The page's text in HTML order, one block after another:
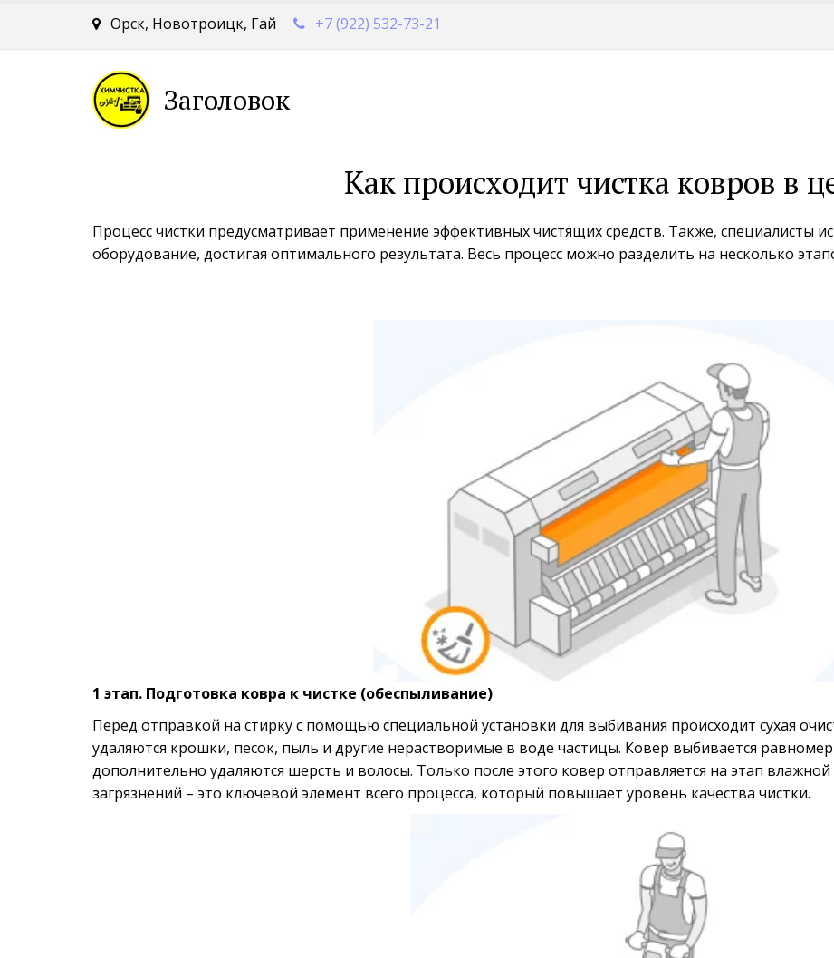
Орск, Новотроицк, Гай +7 (922) 532-73-21
Заголовок
Как происходит чистка ковров в
Процесс чистки предусматривает применение эффективных чистящих средств. Также, специалисты
оборудование, достигая оптимального результата. Весь процесс можно разделить на несколько
1 этап. Подготовка ковра к чистке (обеспыливание)
Перед отправкой на стирку с помощью специальной установки для выбивания происходит сухая
удаляются крошки, песок, пыль и другие нерастворимые в воде частицы. Ковер выбивается
дополнительно удаляются шерсть и волосы. Только после этого ковер отправляется на этап
загрязнений – это ключевой элемент всего процесса, который повышает уровень качества чистки.